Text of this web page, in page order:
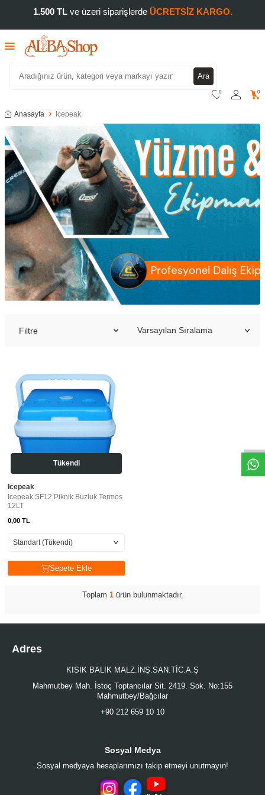
1.500 TLve üzeri siparişlerde ÜCRETSİZ KARGO.
Ara
0 0
Anasayfa Icepeak
Filtre
Tükendi
Icepeak
Icepeak SF12 Piknik Buzluk Termos
12LT
0,00 TL
Sepete Ekle
Toplam 1ürün bulunmaktadır.
Adres
KISIK BALIK MALZ.İNŞ.SAN.TİC.A.Ş
Mahmutbey Mah. İstoç Toptancılar Sit. 2419. Sok. No:155
Mahmutbey/Bağcılar
+90 212 659 10 10
Sosyal Medya
Sosyal medyaya hesaplarımızı takip etmeyi unutmayın!